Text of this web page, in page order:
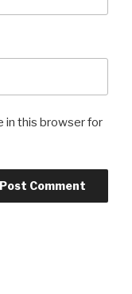
in this browser for